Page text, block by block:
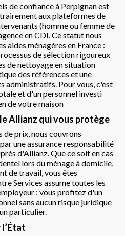
de confiance à Perpignan est
aux plateformes de
(homme ou femme de
en CDI. Ce statut nous
aides ménagères en France :
de sélection rigoureux
de nettoyage en situation
des références et une
administratifs. Pour vous, c'est
et d'un personnel investi
de votre maison
Allianz qui vous protège
de prix, nous couvrons
une assurance responsabilité
d'Allianz. Que ce soit en cas
lors du ménage à domicile,
de travail, vous êtes
Services assume toutes les
: vous profitez d'un
sans aucun risque juridique
particulier.